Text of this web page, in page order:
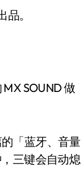
。
SOUND 做
「蓝牙、音量
三键会自动熄